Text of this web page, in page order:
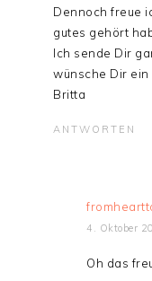
Dennoch freue
gutes gehört
Ich sende Dir
wünsche Dir ein
Britta
ANTWORTEN
4. Oktober
Oh das